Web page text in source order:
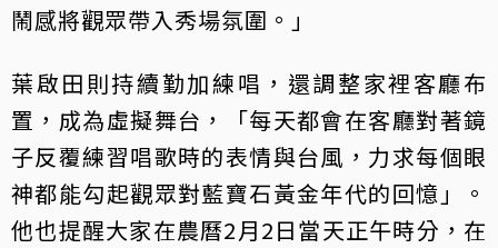
鬧感將觀眾帶入秀場氛圍。」
葉啟田則持續勤加練唱，還調整家裡客廳布
置，成為虛擬舞台，「每天都會在客廳對著鏡
子反覆練習唱歌時的表情與台風，力求每個眼
神都能勾起觀眾對藍寶石黃金年代的回憶」。
他也提醒大家在農曆2月2日當天正午時分，在